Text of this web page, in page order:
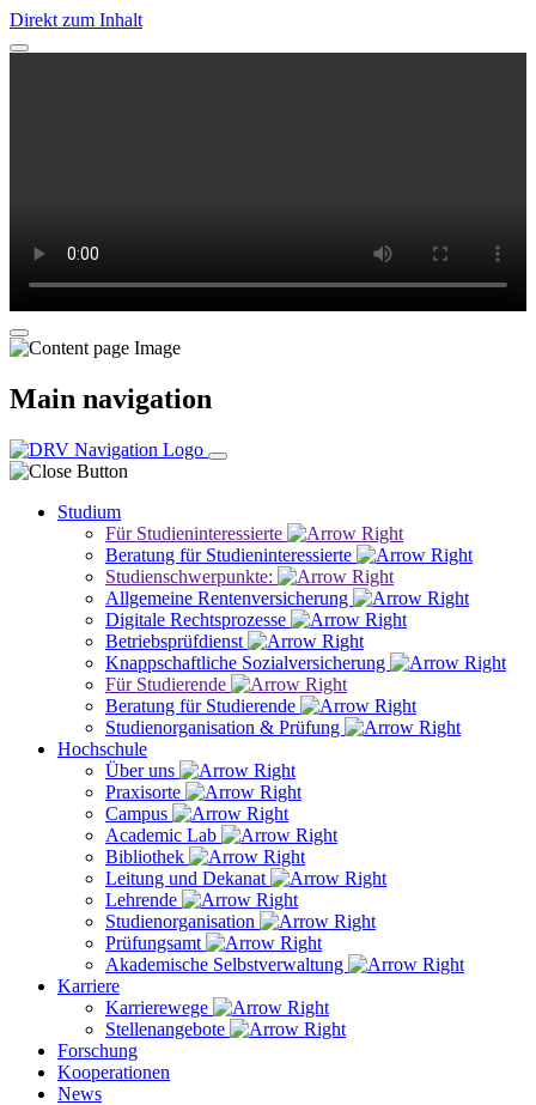
Direkt zum Inhalt
Main navigation
Studium
Für Studieninteressierte
Beratung für Studieninteressierte
Studienschwerpunkte:
Allgemeine Rentenversicherung
Digitale Rechtsprozesse
Betriebsprüfdienst
Knappschaftliche Sozialversicherung
Für Studierende
Beratung für Studierende
Studienorganisation & Prüfung
Hochschule
Über uns
Praxisorte
Campus
Academic Lab
Bibliothek
Leitung und Dekanat
Lehrende
Studienorganisation
Prüfungsamt
Akademische Selbstverwaltung
Karriere
Karrierewege
Stellenangebote
Forschung
Kooperationen
News